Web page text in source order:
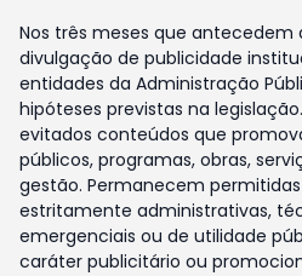
Nos três meses que antecedem
divulgação de publicidade
entidades da Administração
hipóteses previstas na
evitados conteúdos que
públicos, programas, obras,
gestão. Permanecem
estritamente administrativas,
emergenciais ou de utilidade
caráter publicitário ou